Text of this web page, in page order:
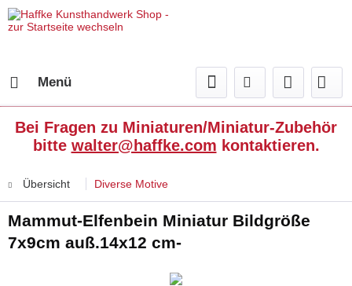
Menü
Bei Fragen zu Miniaturen/Miniatur-Zubehör
bitte walter@haffke.com kontaktieren.
Übersicht Diverse Motive
Mammut-Elfenbein Miniatur Bildgröße
7x9cm auß.14x12 cm-